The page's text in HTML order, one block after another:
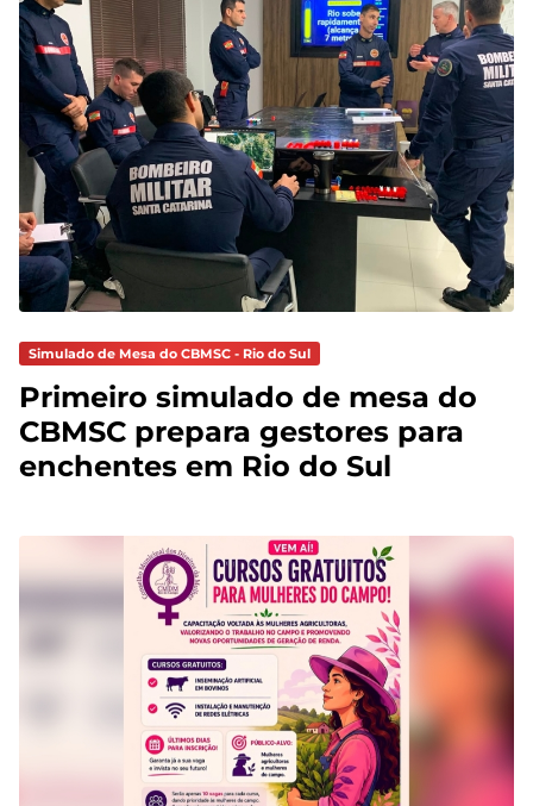
Simulado de Mesa do CBMSC - Rio do Sul
Primeiro simulado de mesa do
CBMSC prepara gestores para
enchentes em Rio do Sul